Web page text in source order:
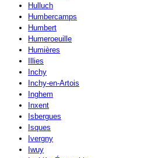
Hulluch
Humbercamps
Humbert
Humeroeuille
Humières
Illies
Inchy
Inchy-en-Artois
Inghem
Inxent
Isbergues
Isques
Ivergny
Iwuy